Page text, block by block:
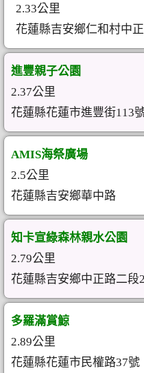
2.33公里
花蓮縣吉安鄉仁和村中
進豐親子公園
2.37公里
花蓮縣花蓮市進豐街113
AMIS海祭廣場
2.5公里
花蓮縣吉安鄉華中路
知卡宣綠森林親水公園
2.79公里
花蓮縣吉安鄉中正路二段
多羅滿賞鯨
2.89公里
花蓮縣花蓮市民權路37號